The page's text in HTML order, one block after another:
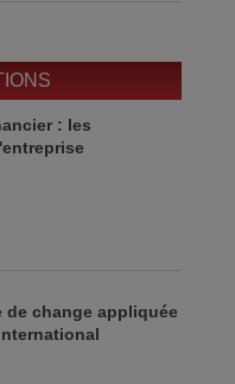
: les
change appliquée